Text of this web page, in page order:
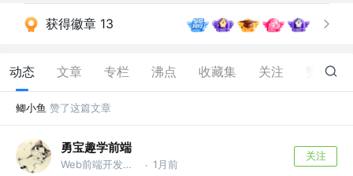
获得徽章 13
动态 文章 专栏 沸点 收藏集 关注 71
鲫小鱼 赞了这篇文章
勇宝趣学前端
Web前端开发工程师 · 1月前
关注